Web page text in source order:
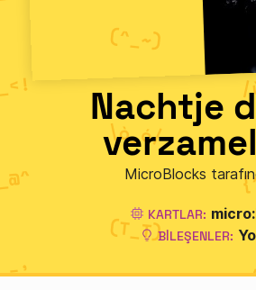
Nachtje
MicroBlocks
KARTLAR:
BILEŞENLER: